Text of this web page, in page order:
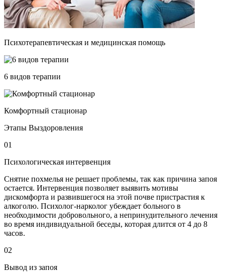
Психотерапевтическая и медицинская помощь
6 видов терапии
Комфортный стационар
Этапы Выздоровления
01
Психологическая интервенция
Снятие похмелья не решает проблемы, так как причина запоя
остается. Интервенция позволяет выявить мотивы
дискомфорта и развившегося на этой почве пристрастия к
алкоголю. Психолог-нарколог убеждает больного в
необходимости добровольного, а непринудительного лечения
во время индивидуальной беседы, которая длится от 4 до 8
часов.
02
Вывод из запоя